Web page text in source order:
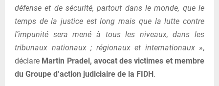
défense et de sécurité, partout dans le monde, que le
temps de la justice est long mais que la lutte contre
l’impunité sera mené à tous les niveaux, dans les
tribunaux nationaux ; régionaux et internationaux»,
déclare Martin Pradel, avocat des victimes et membre
du Groupe d’action judiciaire de la FIDH.